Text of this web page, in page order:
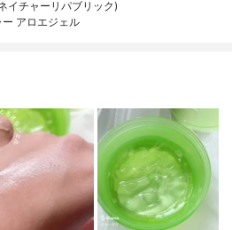
イチャーリパブリック)
アロエジェル